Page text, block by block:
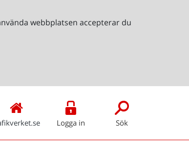
webbplatsen accepterar du
Logga in Sök